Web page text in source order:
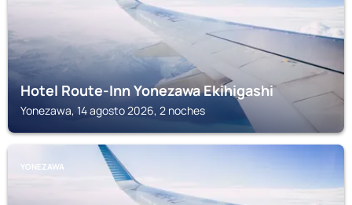
Hotel Route-Inn Yonezawa Ekihigashi
Yonezawa, 14 agosto 2026, 2 noches
YONEZAWA